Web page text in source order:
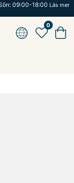
09:00-18:00 Läs mer
0